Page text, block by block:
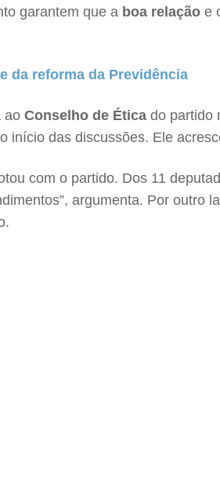
garantem que a boa relação e
da reforma da Previdência
ao Conselho de Ética do partido
início das discussões. Ele
com o partido. Dos 11
argumenta. Por